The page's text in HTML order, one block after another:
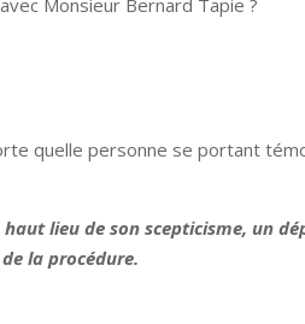
quelle personne se portant
lieu de son scepticisme, un
la procédure.